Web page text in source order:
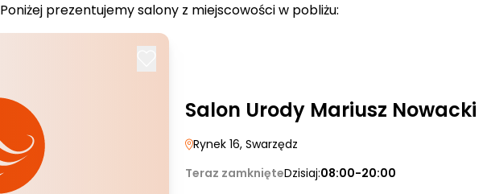
Poniżej prezentujemy salony z miejscowości w pobliżu:
Salon Urody Mariusz Nowacki
Rynek 16, Swarzędz
Teraz zamknięteDzisiaj:08:00-20:00